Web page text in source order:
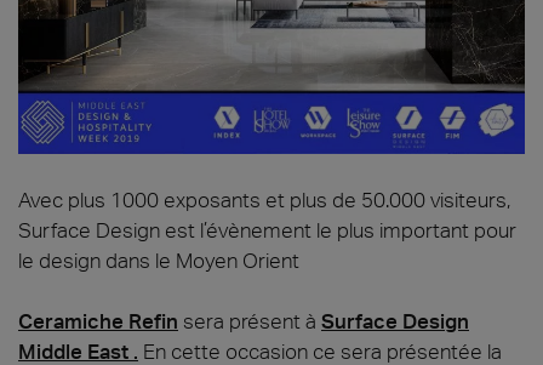
Avec plus 1000 exposants et plus de 50.000 visiteurs,
Surface Design est l’évènement le plus important pour
le design dans le Moyen Orient
Ceramiche Refin sera présent à Surface Design
Middle East . En cette occasion ce sera présentée la